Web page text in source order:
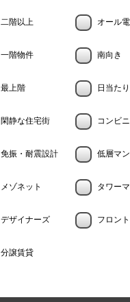
二階以上 オール
一階物件 南向き
最上階 日当た
閑静な住宅街 コンビ
免振・耐震設計 低層マ
メゾネット タワー
デザイナーズ フロン
分譲賃貸